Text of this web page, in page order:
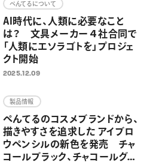
ぺんてるについて
AI時代に、人類に必要なこと
は？ 文具メーカー４社合同で
「人類にエソラゴトを」プロジェ
クト開始
2025.12.09
製品情報
ぺんてるのコスメブランドから、
描きやすさを追求した アイブロ
ウペンシルの新色を発売 チャ
コールブラック、チャコールグレ